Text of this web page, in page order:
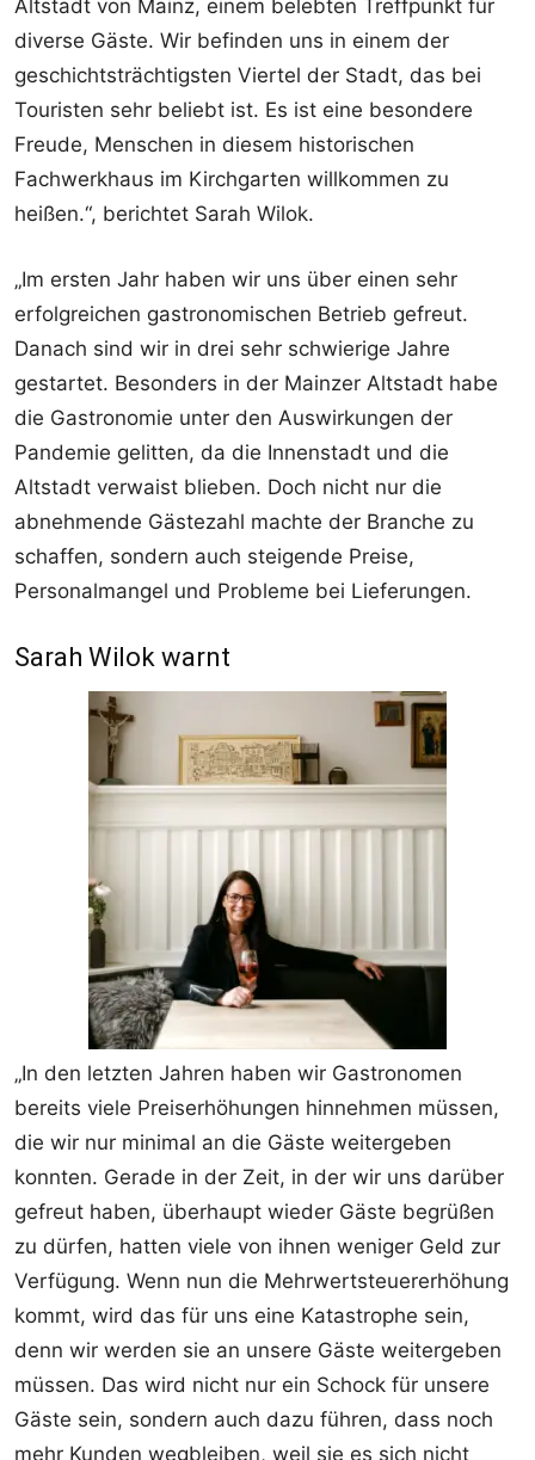
Altstadt von Mainz, einem belebten Treffpunkt für
diverse Gäste. Wir befinden uns in einem der
geschichtsträchtigsten Viertel der Stadt, das bei
Touristen sehr beliebt ist. Es ist eine besondere
Freude, Menschen in diesem historischen
Fachwerkhaus im Kirchgarten willkommen zu
heißen.“, berichtet Sarah Wilok.
„Im ersten Jahr haben wir uns über einen sehr
erfolgreichen gastronomischen Betrieb gefreut.
Danach sind wir in drei sehr schwierige Jahre
gestartet. Besonders in der Mainzer Altstadt habe
die Gastronomie unter den Auswirkungen der
Pandemie gelitten, da die Innenstadt und die
Altstadt verwaist blieben. Doch nicht nur die
abnehmende Gästezahl machte der Branche zu
schaffen, sondern auch steigende Preise,
Personalmangel und Probleme bei Lieferungen.
Sarah Wilok warnt
„In den letzten Jahren haben wir Gastronomen
bereits viele Preiserhöhungen hinnehmen müssen,
die wir nur minimal an die Gäste weitergeben
konnten. Gerade in der Zeit, in der wir uns darüber
gefreut haben, überhaupt wieder Gäste begrüßen
zu dürfen, hatten viele von ihnen weniger Geld zur
Verfügung. Wenn nun die Mehrwertsteuererhöhung
kommt, wird das für uns eine Katastrophe sein,
denn wir werden sie an unsere Gäste weitergeben
müssen. Das wird nicht nur ein Schock für unsere
Gäste sein, sondern auch dazu führen, dass noch
mehr Kunden wegbleiben, weil sie es sich nicht